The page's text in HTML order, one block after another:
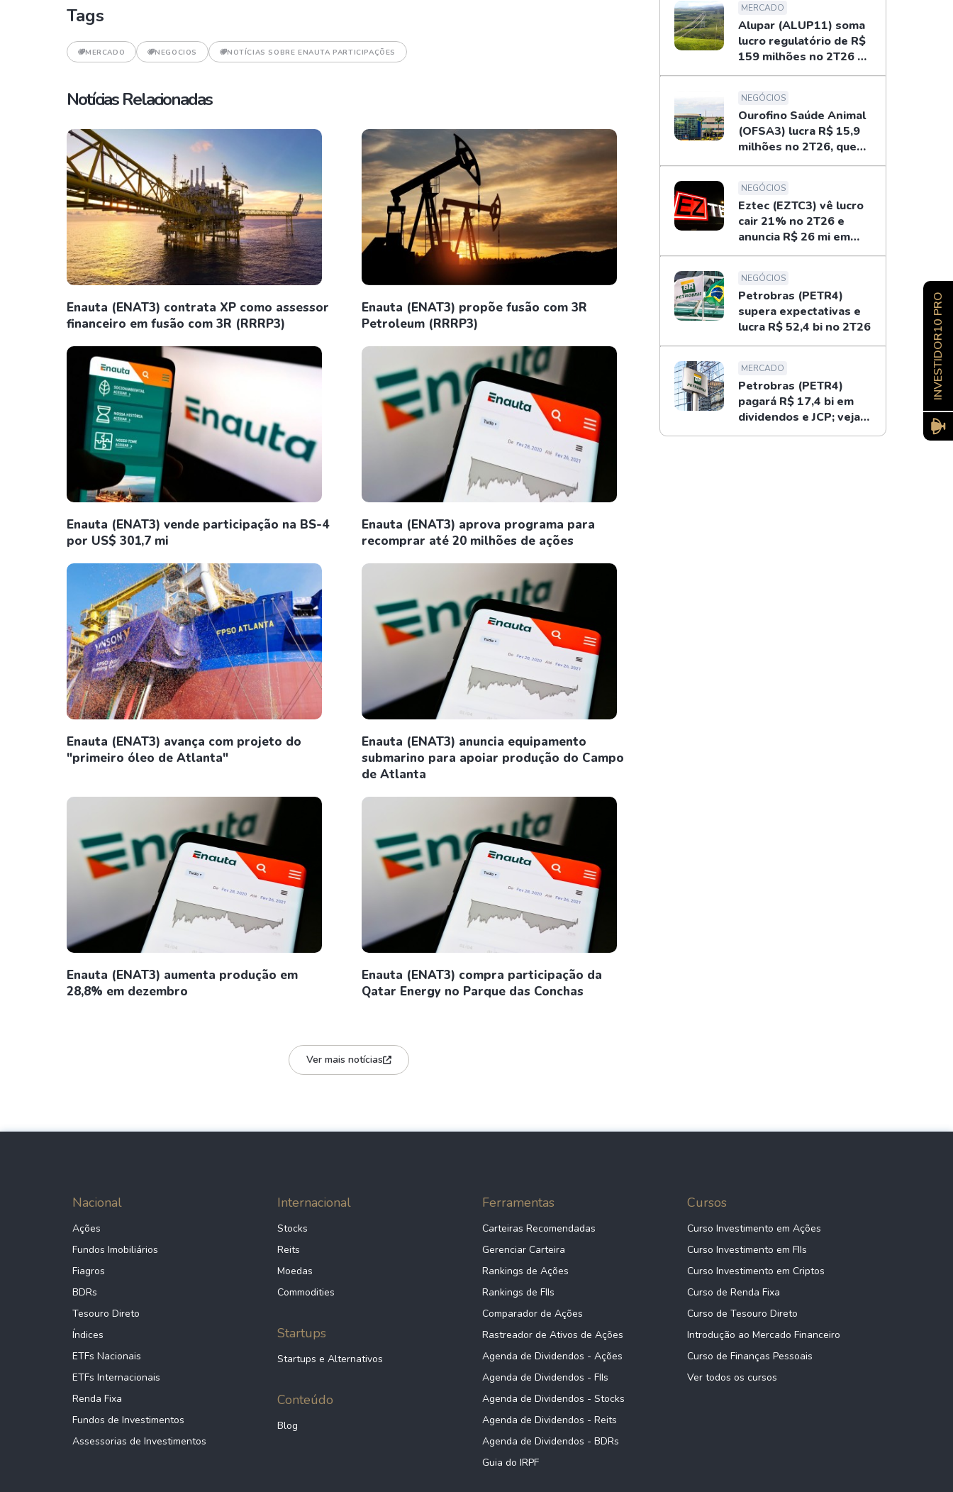
Tags
MERCADO NEGOCIOS NOTÍCIAS SOBRE ENAUTA PARTICIPAÇÕES
Notícias Relacionadas
Enauta (ENAT3) contrata XP como assessor
financeiro em fusão com 3R (RRRP3)
Enauta (ENAT3) propõe fusão com 3R
Petroleum (RRRP3)
Enauta (ENAT3) vende participação na BS-4
por US$ 301,7 mi
Enauta (ENAT3) aprova programa para
recomprar até 20 milhões de ações
Enauta (ENAT3) avança com projeto do
"primeiro óleo de Atlanta"
Enauta (ENAT3) anuncia equipamento
submarino para apoiar produção do Campo
de Atlanta
Enauta (ENAT3) aumenta produção em
28,8% em dezembro
Enauta (ENAT3) compra participação da
Qatar Energy no Parque das Conchas
Ver mais notícias
MERCADO
Alupar (ALUP11) soma
lucro regulatório de R$
159 milhões no 2T26 e
libera dividendos
NEGÓCIOS
Ourofino Saúde Animal
(OFSA3) lucra R$ 15,9
milhões no 2T26, queda
de 33%
NEGÓCIOS
Eztec (EZTC3) vê lucro
cair 21% no 2T26 e
anuncia R$ 26 mi em
dividendos
NEGÓCIOS
Petrobras (PETR4)
supera expectativas e
lucra R$ 52,4 bi no 2T26
MERCADO
Petrobras (PETR4)
pagará R$ 17,4 bi em
dividendos e JCP; veja
como receber
Nacional
Ações
Fundos Imobiliários
Fiagros
BDRs
Tesouro Direto
Índices
ETFs Nacionais
ETFs Internacionais
Renda Fixa
Fundos de Investimentos
Assessorias de Investimentos
Internacional
Stocks
Reits
Moedas
Commodities
Startups
Startups e Alternativos
Conteúdo
Blog
Ferramentas
Carteiras Recomendadas
Gerenciar Carteira
Rankings de Ações
Rankings de FIIs
Comparador de Ações
Rastreador de Ativos de Ações
Agenda de Dividendos - Ações
Agenda de Dividendos - FIIs
Agenda de Dividendos - Stocks
Agenda de Dividendos - Reits
Agenda de Dividendos - BDRs
Guia do IRPF
Cursos
Curso Investimento em Ações
Curso Investimento em FIIs
Curso Investimento em Criptos
Curso de Renda Fixa
Curso de Tesouro Direto
Introdução ao Mercado Financeiro
Curso de Finanças Pessoais
Ver todos os cursos
INVESTIDOR10 PRO